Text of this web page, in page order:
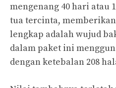
mengenang 40 hari atau
tua tercinta,
lengkap adalah wujud
dalam paket ini
dengan ketebalan 208